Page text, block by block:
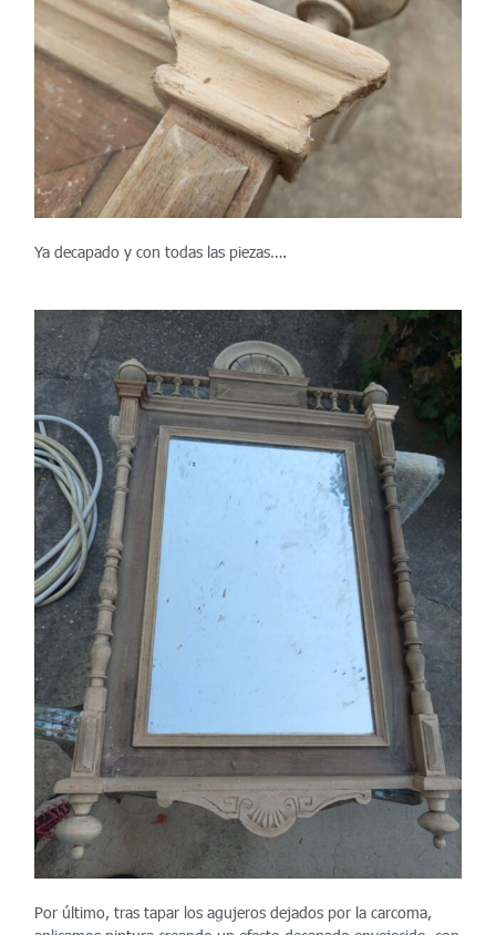
Ya decapado y con todas las piezas….
Por último, tras tapar los agujeros dejados por la carcoma,